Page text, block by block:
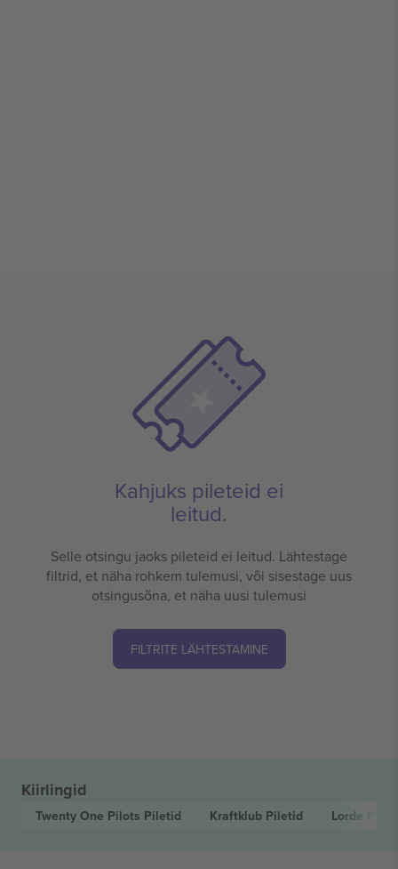
Kahjuks pileteid ei
leitud.
Selle otsingu jaoks pileteid ei leitud. Lähtestage
filtrid, et näha rohkem tulemusi, või sisestage uus
otsingusõna, et näha uusi tulemusi
FILTRITE LÄHTESTAMINE
Kiirlingid
Twenty One Pilots Piletid Kraftklub Piletid Lorde